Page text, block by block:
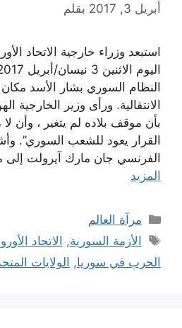
أبريل 3, 2017 بقلم
استبعد وزراء خارجية الاتحاد
النظام السوري بشار الأسد
الانتقالية. ورأى وزير الخارجية
بأن موقف بلاده لم يتغير ، وأن
القرار يعود للشعب السوري”.
الفرنسي جان مارك آيرولت إلى
المزيد
التصنيفات
مرآة العالم
الوسوم
الأزمة السورية, الاتحاد
الحرب في سوريا, الولايات